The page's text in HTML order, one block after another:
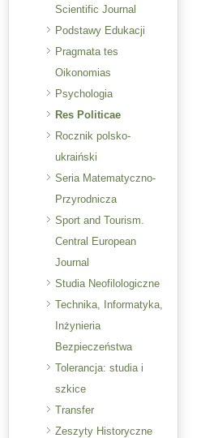
Scientific Journal
Podstawy Edukacji
Pragmata tes
Oikonomias
Psychologia
Res Politicae
Rocznik polsko-
ukraiński
Seria Matematyczno-
Przyrodnicza
Sport and Tourism.
Central European
Journal
Studia Neofilologiczne
Technika, Informatyka,
Inżynieria
Bezpieczeństwa
Tolerancja: studia i
szkice
Transfer
Zeszyty Historyczne